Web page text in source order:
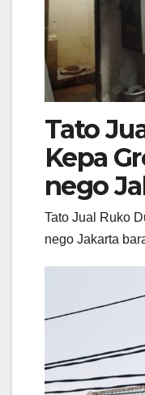
Tato
Kepa
nego
Tato Jual Ruko
nego Jakarta